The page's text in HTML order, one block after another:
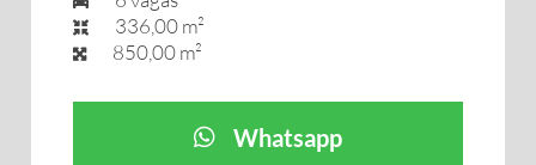
336,00 m²
850,00 m²
Whatsapp